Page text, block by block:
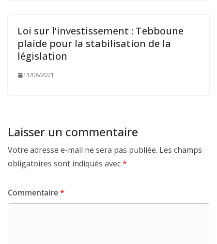
Loi sur l’investissement : Tebboune
plaide pour la stabilisation de la
législation
11/08/2021
Laisser un commentaire
Votre adresse e-mail ne sera pas publiée. Les champs
obligatoires sont indiqués avec*
Commentaire*